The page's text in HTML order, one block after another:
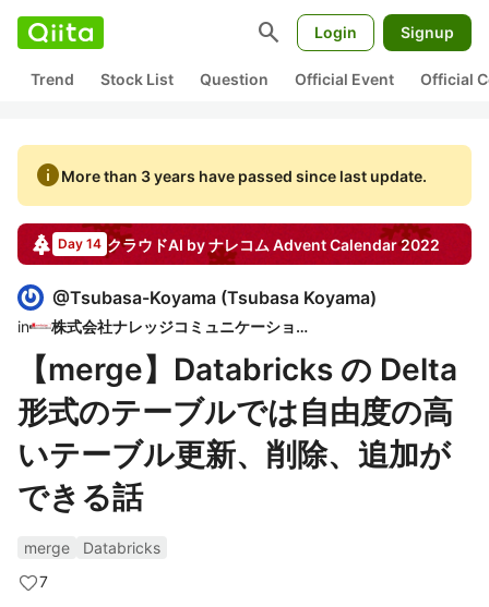
search Login Signup
Trend Stock List Question Official Event Official
infoMore than 3 years have passed since last update.
Day 14 クラウドAI by ナレコム Advent Calendar2022
@Tsubasa-Koyama (Tsubasa Koyama)
in 株式会社ナレッジコミュニケーション
【merge】Databricks の Delta
形式のテーブルでは自由度の高
いテーブル更新、削除、追加が
できる話
merge
Databricks
7